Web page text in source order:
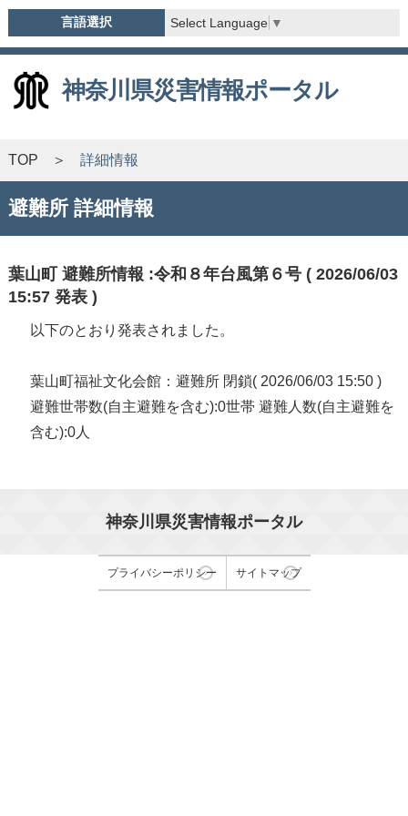
言語選択 Select Language ▼
神奈川県災害情報ポータル
TOP 詳細情報
避難所 詳細情報
葉山町 避難所情報 :令和８年台風第６号 ( 2026/06/03
15:57 発表 )
以下のとおり発表されました。
葉山町福祉文化会館：避難所 閉鎖( 2026/06/03 15:50 )
避難世帯数(自主避難を含む):0世帯 避難人数(自主避難を
含む):0人
神奈川県災害情報ポータル
プライバシーポリシー サイトマップ